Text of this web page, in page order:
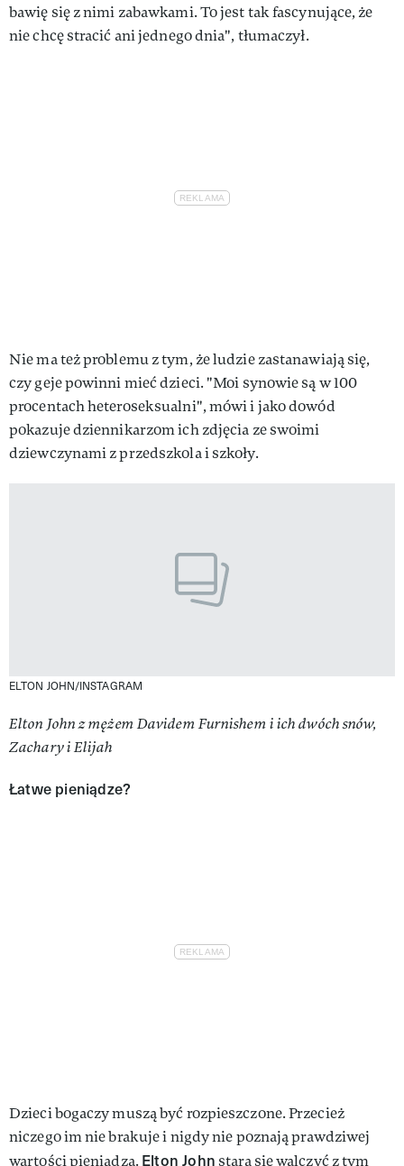
bawię się z nimi zabawkami. To jest tak fascynujące, że
nie chcę stracić ani jednego dnia", tłumaczył.
Nie ma też problemu z tym, że ludzie zastanawiają się,
czy geje powinni mieć dzieci. "Moi synowie są w 100
procentach heteroseksualni", mówi i jako dowód
pokazuje dziennikarzom ich zdjęcia ze swoimi
dziewczynami z przedszkola i szkoły.
ELTON JOHN/INSTAGRAM
Elton John z mężem Davidem Furnishem i ich dwóch snów,
Zachary i Elijah
Łatwe pieniądze?
Dzieci bogaczy muszą być rozpieszczone. Przecież
niczego im nie brakuje i nigdy nie poznają prawdziwej
wartości pieniądza. Elton Johnstara się walczyć z tym